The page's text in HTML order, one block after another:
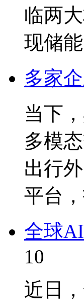
临两
现储
多家
当下
多模
出行
平台
全球
10
近日